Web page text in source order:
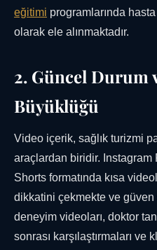
eğitimi programlarında
olarak ele alınmaktadır.
2. Güncel Durum
Büyüklüğü
Video içerik, sağlık turizmi
araçlardan biridir. Instagram
Shorts formatında kısa
dikkatini çekmekte ve güven
deneyim videoları, doktor
sonrası karşılaştırmaları